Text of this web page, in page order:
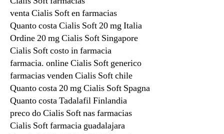
venta Cialis Soft en farmacias
Quanto costa Cialis Soft 20 mg Italia
Ordine 20 mg Cialis Soft Singapore
Cialis Soft costo in farmacia
farmacia. online Cialis Soft generico
farmacias venden Cialis Soft chile
Quanto costa 20 mg Cialis Soft Spagna
Quanto costa Tadalafil Finlandia
preco do Cialis Soft nas farmacias
Cialis Soft farmacia guadalajara